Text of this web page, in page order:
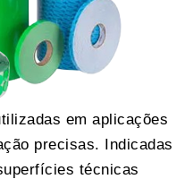
em aplicações
precisas. Indicadas
técnicas